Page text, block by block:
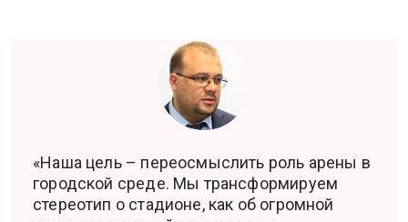
«Наша цель – переосмыслить роль арены в
городской среде. Мы трансформируем
стереотип о стадионе, как об огромной